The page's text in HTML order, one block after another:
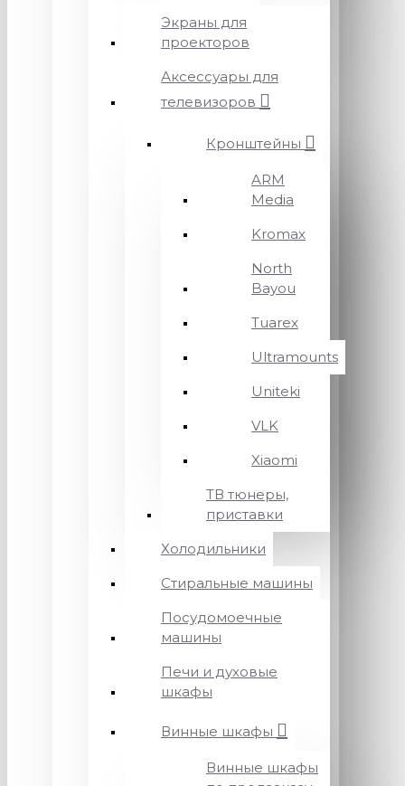
Экраны для
проекторов
Аксессуары для
телевизоров
Кронштейны
ARM
Media
Kromax
North
Bayou
Tuarex
Ultramounts
Uniteki
VLK
Xiaomi
ТВ тюнеры,
приставки
Холодильники
Стиральные машины
Посудомоечные
машины
Печи и духовые
шкафы
Винные шкафы
Винные шкафы